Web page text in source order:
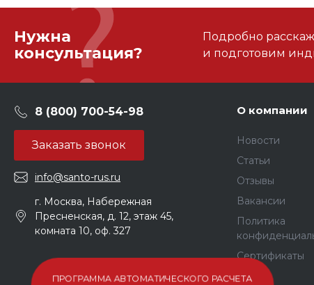
ПРОГРАММА АВТОМАТИЧЕСКОГО РАСЧЕТА
Нужна
консультация?
Подробно
и подготовим
8 (800) 700-54-98
Заказать звонок
info@santo-rus.ru
г. Москва, Набережная
Пресненская, д. 12, этаж 45,
комната 10, оф. 327
О компании
Новости
Статьи
Отзывы
Вакансии
Политика
Сертификаты